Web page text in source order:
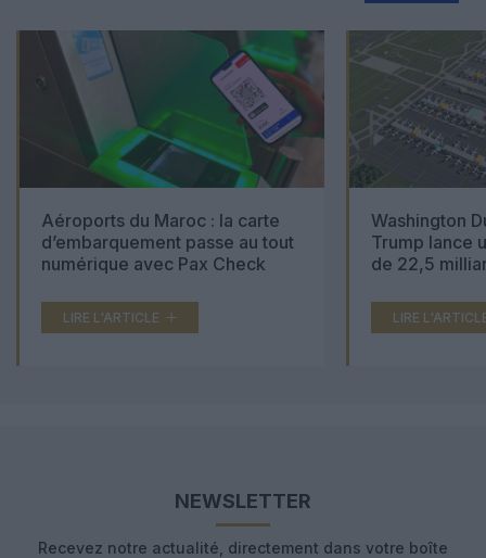
Aéroports du Maroc : la carte
d’embarquement passe au tout
numérique avec Pax Check
LIRE L'ARTICLE
Washington
Trump lance
de 22,5
LIRE
NEWSLETTER
Recevez notre actualité, directement dans votre boîte